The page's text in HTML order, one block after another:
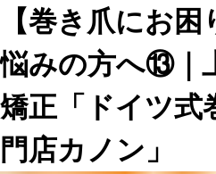
【巻き爪にお
悩みの方へ⑬｜
矯正「ドイツ式
門店カノン」